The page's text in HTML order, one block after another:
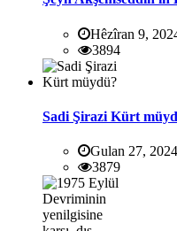
Hêzîran 9,
3894
Sadi Şirazi Kürt
Gulan 27,
3879